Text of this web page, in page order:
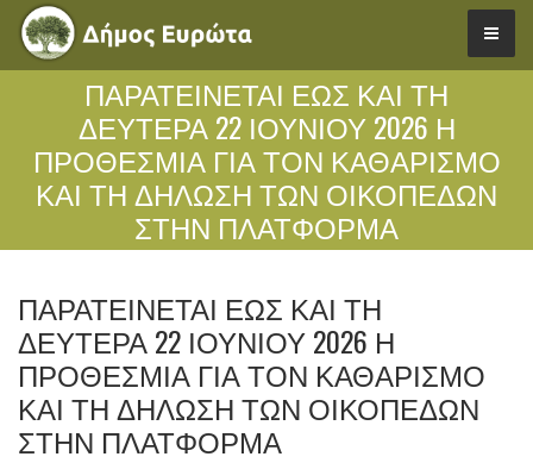
ΠΑΡΑΤΕΊΝΕΤΑΙ ΈΩΣ ΚΑΙ ΤΗ
ΔΕΥΤΈΡΑ 22 ΙΟΥΝΊΟΥ 2026 Η
ΠΡΟΘΕΣΜΊΑ ΓΙΑ ΤΟΝ ΚΑΘΑΡΙΣΜΌ
ΚΑΙ ΤΗ ΔΉΛΩΣΗ ΤΩΝ ΟΙΚΟΠΈΔΩΝ
ΣΤΗΝ ΠΛΑΤΦΌΡΜΑ
ΠΑΡΑΤΕΊΝΕΤΑΙ ΈΩΣ ΚΑΙ ΤΗ
ΔΕΥΤΈΡΑ 22 ΙΟΥΝΊΟΥ 2026 Η
ΠΡΟΘΕΣΜΊΑ ΓΙΑ ΤΟΝ ΚΑΘΑΡΙΣΜΌ
ΚΑΙ ΤΗ ΔΉΛΩΣΗ ΤΩΝ ΟΙΚΟΠΈΔΩΝ
ΣΤΗΝ ΠΛΑΤΦΌΡΜΑ